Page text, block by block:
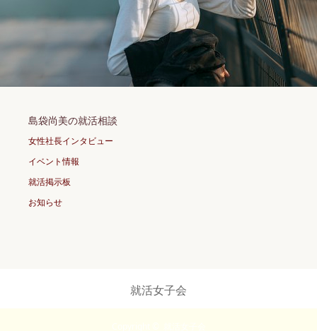
島袋尚美の就活相談
女性社長インタビュー
イベント情報
就活掲示板
お知らせ
就活女子会